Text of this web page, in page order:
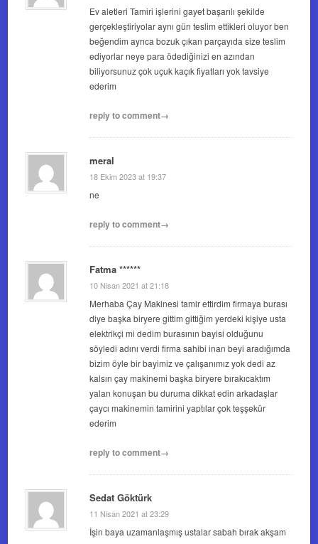
Ev aletleri Tamiri işlerini gayet başarılı şekilde
gerçekleştiriyolar aynı gün teslim ettikleri oluyor ben
beğendim ayrıca bozuk çıkan parçayıda size teslim
ediyorlar neye para ödediğinizi en azından
biliyorsunuz çok uçuk kaçık fiyatları yok tavsiye
ederim
reply to comment→
meral
18 Ekim 2023 at 19:37
ne
reply to comment→
Fatma ******
10 Nisan 2021 at 21:18
Merhaba Çay Makinesi tamir ettirdim firmaya burası
diye başka biryere gittim gittiğim yerdeki kişiye usta
elektrikçi mi dedim burasının bayisi olduğunu
söyledi adını verdi firma sahibi inan beyi aradığımda
bizim öyle bir bayimiz ve çalışanımız yok dedi az
kalsın çay makinemi başka biryere bırakıcaktım
yalan konuşan bu duruma dikkat edin arkadaşlar
çaycı makinemin tamirini yaptılar çok teşşekür
ederim
reply to comment→
Sedat Göktürk
11 Nisan 2021 at 23:29
İşin baya uzamanlaşmış ustalar sabah bırak akşam